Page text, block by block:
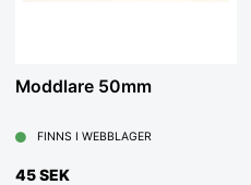
Moddlare 50mm
FINNS I WEBBLAGER
45 SEK